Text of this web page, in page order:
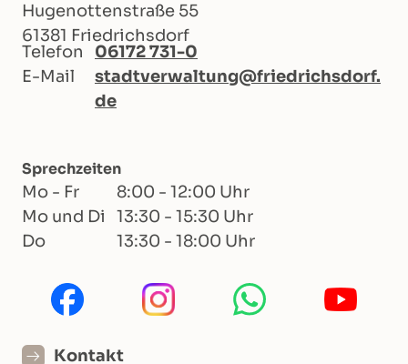
Hugenottenstraße 55
61381 Friedrichsdorf
Telefon
06172 731-0
E-Mail
stadtverwaltung@friedrichsdorf.
de
Sprechzeiten
Mo - Fr
8:00 - 12:00 Uhr
Mo und Di
13:30 - 15:30 Uhr
Do
13:30 - 18:00 Uhr
Kontakt